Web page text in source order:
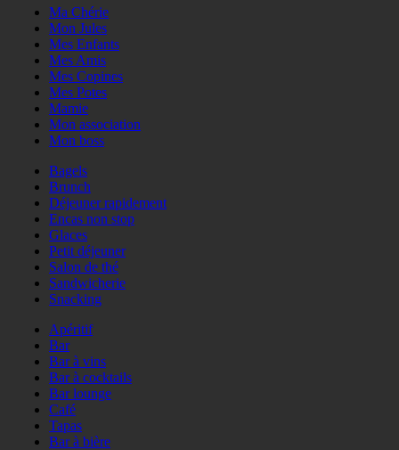
Ma Chérie
Mon Jules
Mes Enfants
Mes Amis
Mes Copines
Mes Potes
Mamie
Mon association
Mon boss
Bagels
Brunch
Déjeuner rapidement
Encas non stop
Glaces
Petit déjeuner
Salon de thé
Sandwicherie
Snacking
Apéritif
Bar
Bar à vins
Bar à cocktails
Bar lounge
Café
Tapas
Bar à bière